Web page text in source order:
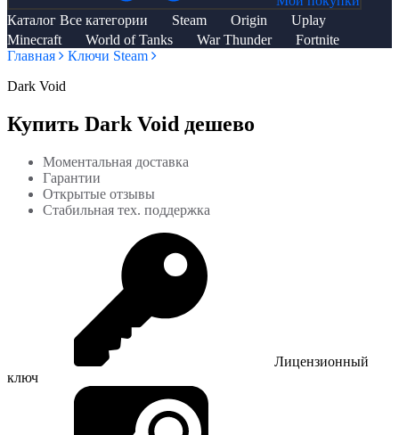
Каталог Все категории Steam Origin
Uplay
Minecraft
World of Tanks War Thunder
Fortnite
Главная
Ключи Steam
Dark Void
Купить Dark Void дешево
Моментальная доставка
Гарантии
Открытые отзывы
Стабильная тех. поддержка
Лицензионный
ключ